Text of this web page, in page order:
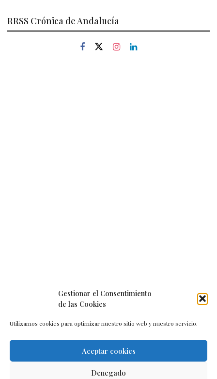
Gestionar el Consentimiento
de las Cookies
Utilizamos cookies para optimizar nuestro sitio web y nuestro servicio.
Aceptar cookies
Denegado
RRSS Crónica de Andalucía
Política de cookies